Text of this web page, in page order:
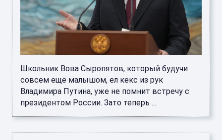
Школьник Вова Сыропятов, который будучи
совсем ещё малышом, ел кекс из рук
Владимира Путина, уже не помнит встречу с
президентом России. Зато теперь ...